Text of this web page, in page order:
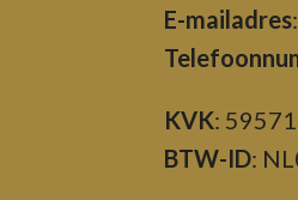
E-mailadres:
KVK:
BTW-ID: